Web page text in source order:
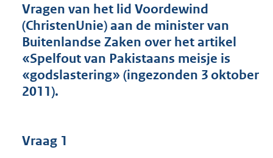
d
s
g
r
o
Vragen van het lid Voordewind
(ChristenUnie) aan de minister van
Buitenlandse Zaken over het artikel
«Spelfout van Pakistaans meisje is
«godslastering» (ingezonden 3 oktober
2011).
Vraag 1